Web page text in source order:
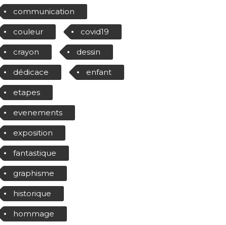
communication
couleur covid19
crayon dessin
dédicace enfant
etapes
evenements
exposition
fantastique
graphisme
historique
hommage